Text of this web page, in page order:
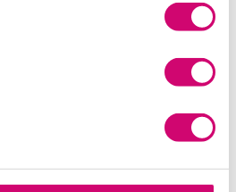
Autentificarea și configurarea